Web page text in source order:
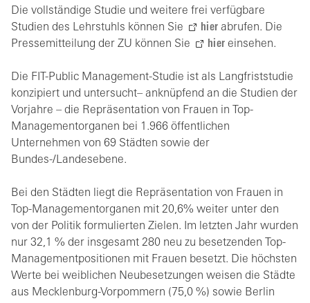
Die vollständige Studie und weitere frei verfügbare
Studien des Lehrstuhls können Sie
hier abrufen. Die
Pressemitteilung der ZU können Sie
hier einsehen.
Die FIT-Public Management-Studie ist als Langfriststudie
konzipiert und untersucht– anknüpfend an die Studien der
Vorjahre – die Repräsentation von Frauen in Top-
Managementorganen bei 1.966 öffentlichen
Unternehmen von 69 Städten sowie der
Bundes-/Landesebene.
Bei den Städten liegt die Repräsentation von Frauen in
Top-Managementorganen mit 20,6% weiter unter den
von der Politik formulierten Zielen. Im letzten Jahr wurden
nur 32,1 % der insgesamt 280 neu zu besetzenden Top-
Managementpositionen mit Frauen besetzt. Die höchsten
Werte bei weiblichen Neubesetzungen weisen die Städte
aus Mecklenburg-Vorpommern (75,0 %) sowie Berlin